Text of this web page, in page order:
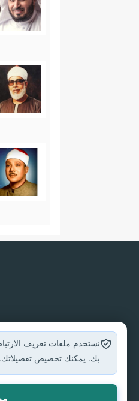
نستخدم ملفات تعريف
بك. يمكنك تخصيص تفضيلاتك.